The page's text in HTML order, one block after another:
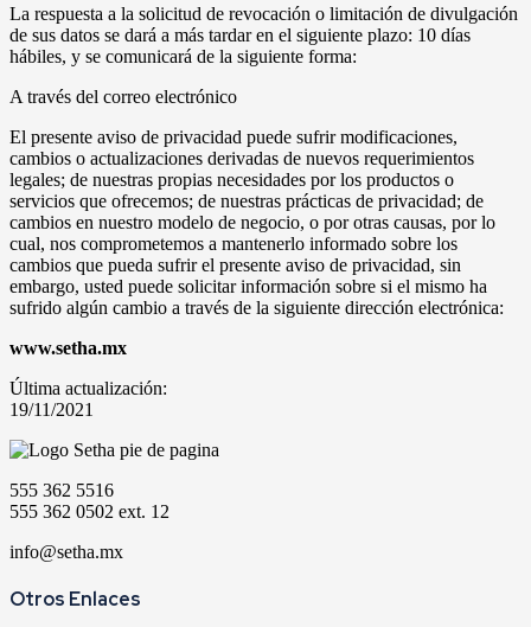
La respuesta a la solicitud de revocación o limitación de divulgación
de sus datos se dará a más tardar en el siguiente plazo: 10 días
hábiles, y se comunicará de la siguiente forma:
A través del correo electrónico
El presente aviso de privacidad puede sufrir modificaciones,
cambios o actualizaciones derivadas de nuevos requerimientos
legales; de nuestras propias necesidades por los productos o
servicios que ofrecemos; de nuestras prácticas de privacidad; de
cambios en nuestro modelo de negocio, o por otras causas, por lo
cual, nos comprometemos a mantenerlo informado sobre los
cambios que pueda sufrir el presente aviso de privacidad, sin
embargo, usted puede solicitar información sobre si el mismo ha
sufrido algún cambio a través de la siguiente dirección electrónica:
www.setha.mx
Última actualización:
19/11/2021
555 362 5516
555 362 0502 ext. 12
info@setha.mx
Otros Enlaces